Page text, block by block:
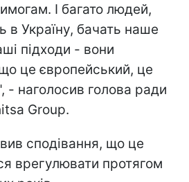
І багато людей,
в Україну, бачать наше
підходи - вони
це європейський, це
- наголосив голова ради
Group.
сподівання, що це
врегулювати протягом